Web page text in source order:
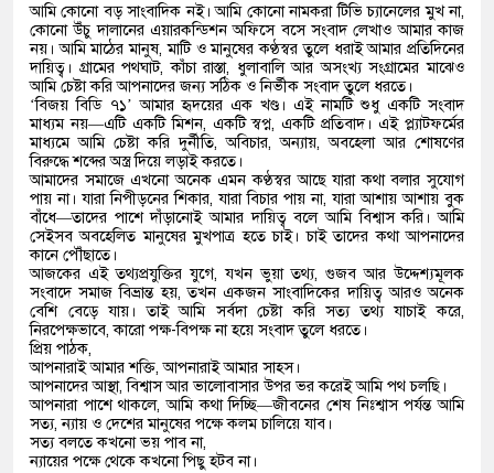
আমি কোনো বড় সাংবাদিক নই। আমি কোনো নামকরা টিভি চ্যানেলের মুখ না,
কোনো উঁচু দালানের এয়ারকন্ডিশন অফিসে বসে সংবাদ লেখাও আমার কাজ
নয়। আমি মাঠের মানুষ, মাটি ও মানুষের কণ্ঠস্বর তুলে ধরাই আমার প্রতিদিনের
দায়িত্ব। গ্রামের পথঘাট, কাঁচা রাস্তা, ধুলাবালি আর অসংখ্য সংগ্রামের মাঝেও
আমি চেষ্টা করি আপনাদের জন্য সঠিক ও নির্ভীক সংবাদ তুলে ধরতে।
‘বিজয় বিডি ৭১’ আমার হৃদয়ের এক খণ্ড। এই নামটি শুধু একটি সংবাদ
মাধ্যম নয়—এটি একটি মিশন, একটি স্বপ্ন, একটি প্রতিবাদ। এই প্ল্যাটফর্মের
মাধ্যমে আমি চেষ্টা করি দুর্নীতি, অবিচার, অন্যায়, অবহেলা আর শোষণের
বিরুদ্ধে শব্দের অস্ত্র দিয়ে লড়াই করতে।
আমাদের সমাজে এখনো অনেক এমন কণ্ঠস্বর আছে যারা কথা বলার সুযোগ
পায় না। যারা নিপীড়নের শিকার, যারা বিচার পায় না, যারা আশায় আশায় বুক
বাঁধে—তাদের পাশে দাঁড়ানোই আমার দায়িত্ব বলে আমি বিশ্বাস করি। আমি
সেইসব অবহেলিত মানুষের মুখপাত্র হতে চাই। চাই তাদের কথা আপনাদের
কানে পৌঁছাতে।
আজকের এই তথ্যপ্রযুক্তির যুগে, যখন ভুয়া তথ্য, গুজব আর উদ্দেশ্যমূলক
সংবাদে সমাজ বিভ্রান্ত হয়, তখন একজন সাংবাদিকের দায়িত্ব আরও অনেক
বেশি বেড়ে যায়। তাই আমি সর্বদা চেষ্টা করি সত্য তথ্য যাচাই করে,
নিরপেক্ষভাবে, কারো পক্ষ-বিপক্ষ না হয়ে সংবাদ তুলে ধরতে।
প্রিয় পাঠক,
আপনারাই আমার শক্তি, আপনারাই আমার সাহস।
আপনাদের আস্থা, বিশ্বাস আর ভালোবাসার উপর ভর করেই আমি পথ চলছি।
আপনারা পাশে থাকলে, আমি কথা দিচ্ছি—জীবনের শেষ নিঃশ্বাস পর্যন্ত আমি
সত্য, ন্যায় ও দেশের মানুষের পক্ষে কলম চালিয়ে যাব।
সত্য বলতে কখনো ভয় পাব না,
ন্যায়ের পক্ষে থেকে কখনো পিছু হটব না।